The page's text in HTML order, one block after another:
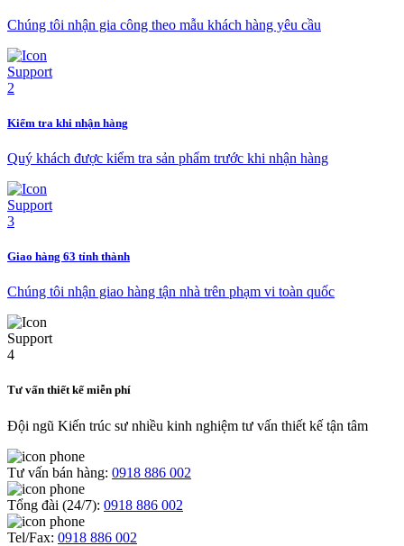
Chúng tôi nhận gia công theo mẫu khách hàng yêu cầu
Kiểm tra khi nhận hàng
Quý khách được kiểm tra sản phẩm trước khi nhận hàng
Giao hàng 63 tỉnh thành
Chúng tôi nhận giao hàng tận nhà trên phạm vi toàn quốc
Tư vấn thiết kế miễn phí
Đội ngũ Kiến trúc sư nhiều kinh nghiệm tư vấn thiết kế tận tâm
Tư vấn bán hàng: 0918 886 002
Tổng đài (24/7): 0918 886 002
Tel/Fax: 0918 886 002